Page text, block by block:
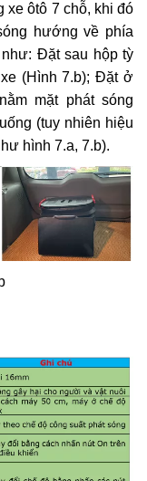
xe ôtô 7 chỗ, khi đó
hướng về phía
Đặt sau hộp tỳ
(Hình 7.b); Đặt ở
mặt phát sóng
(tuy nhiên hiệu
hình 7.a, 7.b).
7.b